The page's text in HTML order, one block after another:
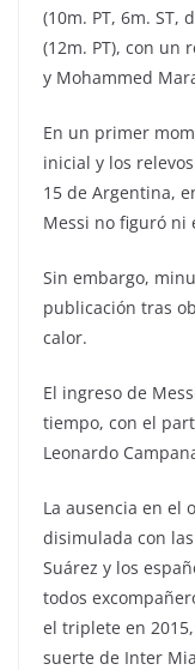
(10m. PT, 6m. ST,
(12m. PT), con un
y Mohammed
En un primer
inicial y los
15 de Argentina,
Messi no figuró ni
Sin embargo,
publicación tras
calor.
El ingreso de
tiempo, con el
Leonardo
La ausencia en el
disimulada con
Suárez y los
todos
el triplete en
suerte de Inter